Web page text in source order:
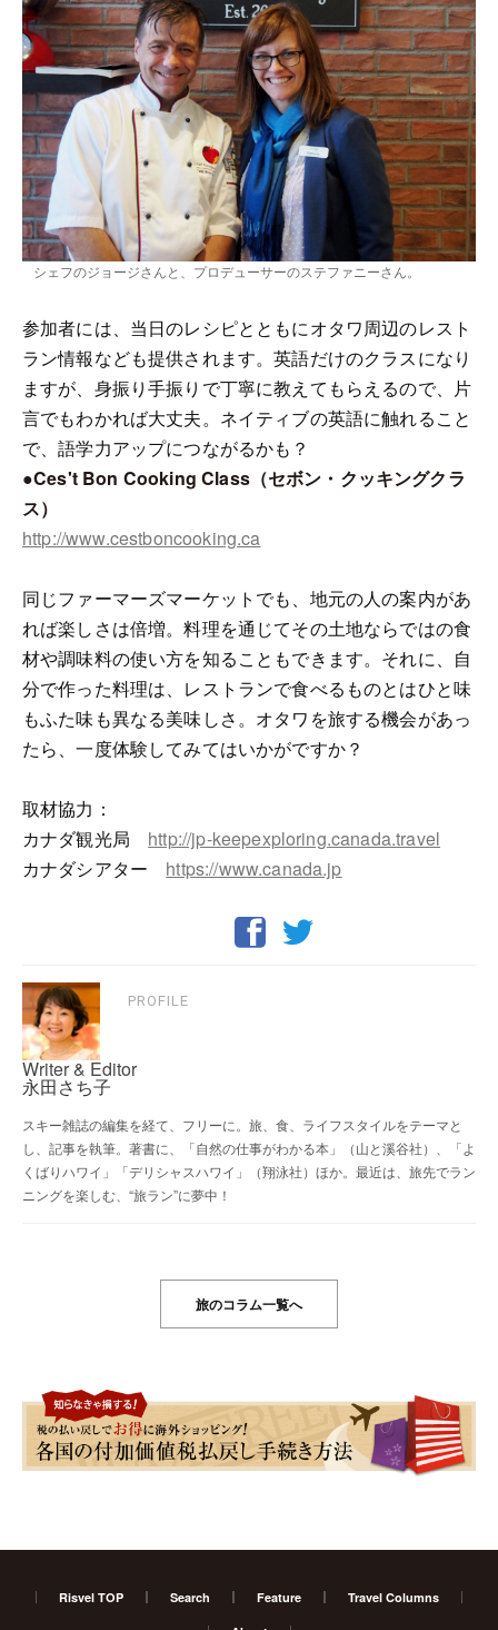
シェフのジョージさんと、プロデューサーのステファニーさん。
参加者には、当日のレシピとともにオタワ周辺のレスト
ラン情報なども提供されます。英語だけのクラスになり
ますが、身振り手振りで丁寧に教えてもらえるので、片
言でもわかれば大丈夫。ネイティブの英語に触れること
で、語学力アップにつながるかも？
●Ces't Bon Cooking Class（セボン・クッキングクラ
ス）
http://www.cestboncooking.ca
同じファーマーズマーケットでも、地元の人の案内があ
れば楽しさは倍増。料理を通じてその土地ならではの食
材や調味料の使い方を知ることもできます。それに、自
分で作った料理は、レストランで食べるものとはひと味
もふた味も異なる美味しさ。オタワを旅する機会があっ
たら、一度体験してみてはいかがですか？
取材協力：
カナダ観光局 http://jp-keepexploring.canada.travel
カナダシアター https://www.canada.jp
PROFILE
Writer & Editor
永田さち子
スキー雑誌の編集を経て、フリーに。旅、食、ライフスタイルをテーマと
し、記事を執筆。著書に、「自然の仕事がわかる本」（山と溪谷社）、「よ
くばりハワイ」「デリシャスハワイ」（翔泳社）ほか。最近は、旅先でラン
ニングを楽しむ、“旅ラン”に夢中！
旅のコラム一覧へ
Risvel TOP Search Feature Travel Columns